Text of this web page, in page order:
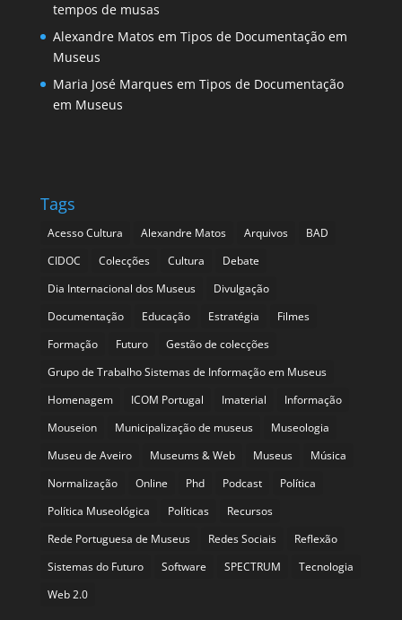
tempos de musas
Alexandre Matos em Tipos de Documentação em
Museus
Maria José Marques em Tipos de Documentação
em Museus
Tags
Acesso Cultura Alexandre Matos Arquivos
BAD
CIDOC
Colecções Cultura
Debate
Dia Internacional dos Museus
Divulgação
Documentação
Educação Estratégia
Filmes
Formação
Futuro
Gestão de colecções
Grupo de Trabalho Sistemas de Informação em Museus
Homenagem
ICOM Portugal Imaterial
Informação
Mouseion
Municipalização de museus
Museologia
Museu de Aveiro
Museums & Web Museus
Música
Normalização
Online Phd Podcast
Política
Política Museológica
Políticas
Recursos
Rede Portuguesa de Museus
Redes Sociais
Reflexão
Sistemas do Futuro
Software SPECTRUM
Tecnologia
Web 2.0